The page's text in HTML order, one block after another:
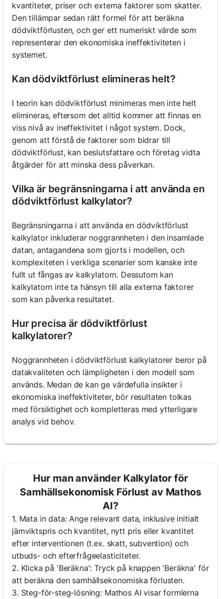
kvantiteter, priser och externa faktorer som skatter.
Den tillämpar sedan rätt formel för att beräkna
dödviktförlusten, och ger ett numeriskt värde som
representerar den ekonomiska ineffektiviteten i
systemet.
Kan dödviktförlust elimineras helt?
I teorin kan dödviktförlust minimeras men inte helt
elimineras, eftersom det alltid kommer att finnas en
viss nivå av ineffektivitet i något system. Dock,
genom att förstå de faktorer som bidrar till
dödviktförlust, kan beslutsfattare och företag vidta
åtgärder för att minska dess påverkan.
Vilka är begränsningarna i att använda en
dödviktförlust kalkylator?
Begränsningarna i att använda en dödviktförlust
kalkylator inkluderar noggrannheten i den insamlade
datan, antagandena som gjorts i modellen, och
komplexiteten i verkliga scenarier som kanske inte
fullt ut fångas av kalkylatorn. Dessutom kan
kalkylatorn inte ta hänsyn till alla externa faktorer
som kan påverka resultatet.
Hur precisa är dödviktförlust
kalkylatorer?
Noggrannheten i dödviktförlust kalkylatorer beror på
datakvaliteten och lämpligheten i den modell som
används. Medan de kan ge värdefulla insikter i
ekonomiska ineffektiviteter, bör resultaten tolkas
med försiktighet och kompletteras med ytterligare
analys vid behov.
Hur man använder Kalkylator för
Samhällsekonomisk Förlust av Mathos
AI?
1. Mata in data: Ange relevant data, inklusive initialt
jämviktspris och kvantitet, nytt pris eller kvantitet
efter interventionen (t.ex. skatt, subvention) och
utbuds- och efterfrågeelasticiteter.
2. Klicka på 'Beräkna': Tryck på knappen 'Beräkna' för
att beräkna den samhällsekonomiska förlusten.
3. Steg-för-steg-lösning: Mathos AI visar formlerna